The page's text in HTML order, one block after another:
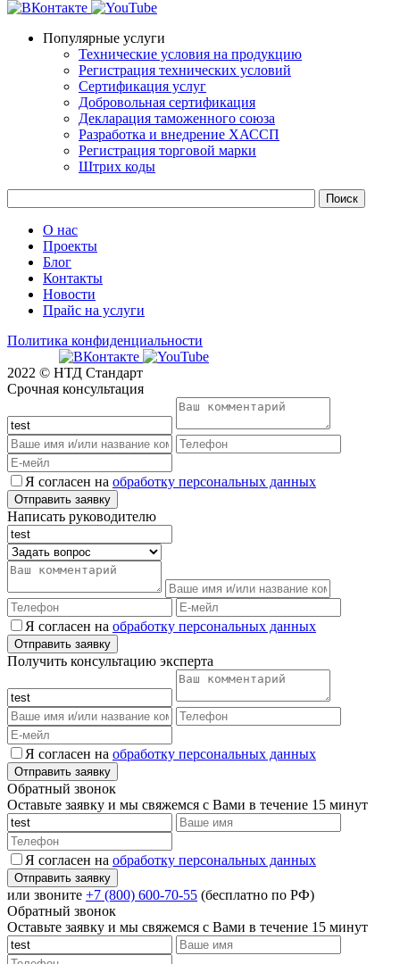
Популярные услуги
Технические условия на продукцию
Регистрация технических условий
Сертификация услуг
Добровольная сертификация
Декларация таможенного союза
Разработка и внедрение ХАССП
Регистрация торговой марки
Штрих коды
О нас
Проекты
Блог
Контакты
Новости
Прайс на услуги
Политика конфиденциальности
2022 © НТД Стандарт
Срочная консультация
Я согласен на обработку персональных данных
Написать руководителю
Я согласен на обработку персональных данных
Получить консультацию эксперта
Я согласен на обработку персональных данных
Обратный звонок
Оставьте заявку и мы свяжемся с Вами в течение 15 минут
Я согласен на обработку персональных данных
или звоните +7 (800) 600-70-55 (бесплатно по РФ)
Обратный звонок
Оставьте заявку и мы свяжемся с Вами в течение 15 минут